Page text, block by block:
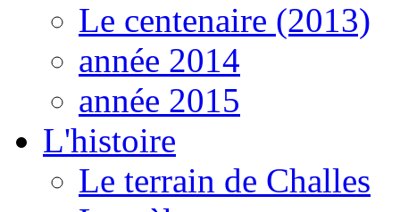
Le centenaire (2013)
année 2014
année 2015
L'histoire
Le terrain de Challes